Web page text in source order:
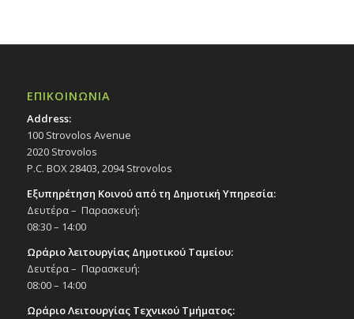
ΕΠΙΚΟΙΝΩΝΙΑ
Address:
100 Strovolos Avenue
2020 Strovolos
P.C. BOX 28403, 2094 Strovolos
Εξυπηρέτηση Κοινού από τη Δημοτική Υπηρεσία:
Δευτέρα – Παρασκευή:
08:30 – 14:00
Ωράριο λειτουργίας Δημοτικού Ταμείου:
Δευτέρα – Παρασκευή:
08:00 – 14:00
Ωράριο Λειτουργίας Τεχνικού Τμήματος: